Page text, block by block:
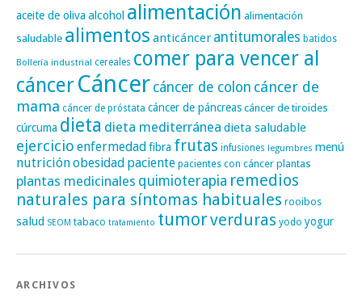
aceite de oliva alcohol alimentación alimentación
saludable alimentos anticáncer antitumorales batidos
Bollería industrial cereales comer para vencer al
cáncerCáncer cáncer de colon cáncer de
mama cáncer de próstata cáncer de páncreascáncer de tiroides
cúrcuma dieta dieta mediterránea dieta saludable
ejercicio enfermedadfibra frutas infusiones legumbres menú
nutriciónobesidad paciente pacientes con cáncer plantas
plantas medicinales quimioterapia remedios
naturales para síntomas habituales rooibos
salud SEOM tabaco tratamiento tumorverduras yodo yogur
ARCHIVOS